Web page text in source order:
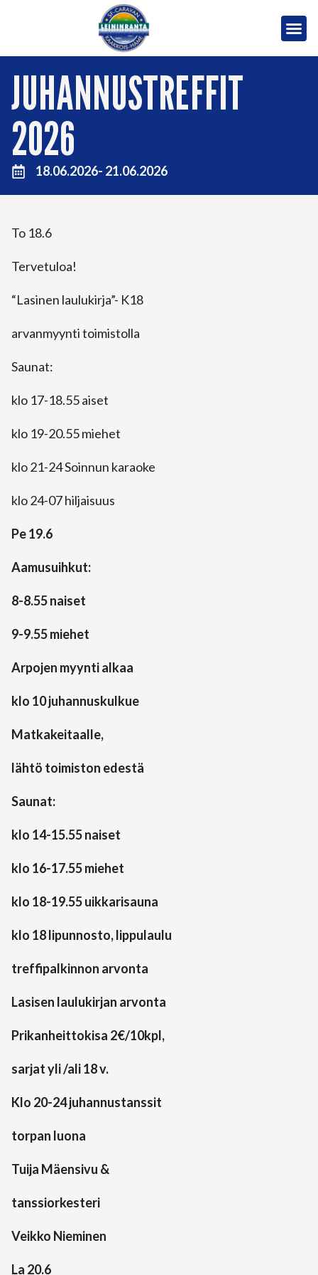
JUHANNUSTREFFIT
2026
18.06.2026- 21.06.2026
To 18.6
Tervetuloa!
“Lasinen laulukirja”- K18
arvanmyynti toimistolla
Saunat:
klo 17-18.55 aiset
klo 19-20.55 miehet
klo 21-24 Soinnun karaoke
klo 24-07 hiljaisuus
Pe 19.6
Aamusuihkut:
8-8.55 naiset
9-9.55 miehet
Arpojen myynti alkaa
klo 10 juhannuskulkue
Matkakeitaalle,
lähtö toimiston edestä
Saunat:
klo 14-15.55 naiset
klo 16-17.55 miehet
klo 18-19.55 uikkarisauna
klo 18 lipunnosto, lippulaulu
treffipalkinnon arvonta
Lasisen laulukirjan arvonta
Prikanheittokisa 2€/10kpl,
sarjat yli /ali 18 v.
Klo 20-24 juhannustanssit
torpan luona
Tuija Mäensivu &
tanssiorkesteri
Veikko Nieminen
La 20.6